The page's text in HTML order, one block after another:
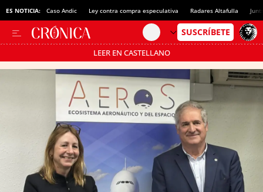
ES NOTICIA: Caso Andic Ley contra compra especulativa Radares Altafulla
LEER EN CASTELLANO
Pásate al MODO AHORRO